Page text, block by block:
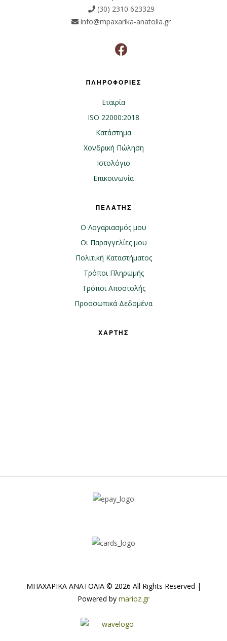
(30) 2310 623329
info@mpaxarika-anatolia.gr
ΠΛΗΡΟΦΟΡΙΕΣ
Εταιρία
ISO 22000:2018
Κατάστημα
Χονδρική Πώληση
Ιστολόγιο
Επικοινωνία
ΠΕΛΑΤΗΣ
Ο Λογαριασμός μου
Οι Παραγγελίες μου
Πολιτική Καταστήματος
Τρόποι Πληρωμής
Τρόποι Αποστολής
Προοσωπικά Δεδομένα
ΧΑΡΤΗΣ
ΜΠΑΧΑΡΙΚΑ ΑΝΑΤΟΛΙΑ © 2026 All Rights Reserved |
Powered by marioz.gr